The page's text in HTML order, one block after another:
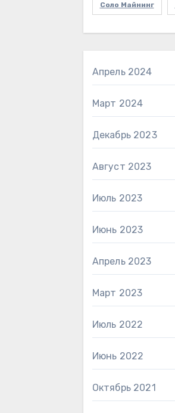
Соло Майнинг
Апрель 2024
Март 2024
Декабрь 2023
Август 2023
Июль 2023
Июнь 2023
Апрель 2023
Март 2023
Июль 2022
Июнь 2022
Октябрь 2021